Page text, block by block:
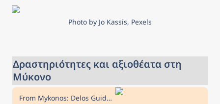
Photo by Jo Kassis, Pexels
Δραστηριότητες και αξιοθέατα στη
Μύκονο
From Mykonos: Delos Guided Tour with Skip-the-Line Tickets